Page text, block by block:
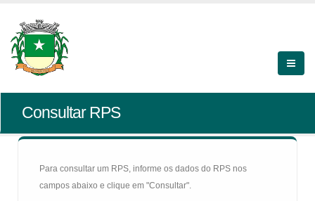
Consultar RPS
Para consultar um RPS, informe os dados do RPS nos
campos abaixo e clique em "Consultar".